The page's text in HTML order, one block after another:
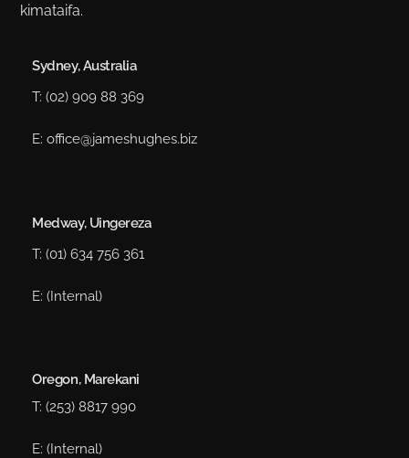
kimataifa.
Sydney, Australia
T: (02) 909 88 369
E: office@jameshughes.biz
Medway, Uingereza
T: (01) 634 756 361
E: (Internal)
Oregon, Marekani
T: (253) 8817 990
E: (Internal)